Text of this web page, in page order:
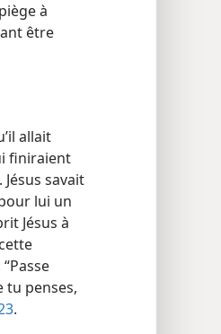
à
être
allait
finiraient
savait
lui un
Jésus à
tu penses,
.